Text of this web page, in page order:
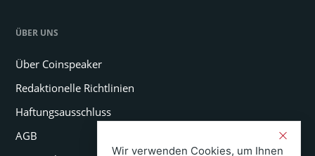
ÜBER UNS
Über Coinspeaker
Redaktionelle Richtlinien
Haftungsausschluss
AGB
Wir verwenden Cookies, um Ihnen